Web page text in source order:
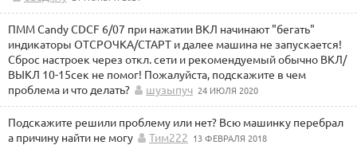
ПММ Candy CDCF 6/07 при нажатии ВКЛ начинают "бегать"
индикаторы ОТСРОЧКА/СТАРТ и далее машина не запускается!
Сброс настроек через откл. сети и рекомендуемый обычно ВКЛ/
ВЫКЛ 10-15сек не помог! Пожалуйста, подскажите в чем
проблема и что делать?
шузыпуч 24 ИЮЛЯ 2020
Подскажите решили проблему или нет? Всю машинку перебрал
а причину найти не могу
Тим222 13 ФЕВРАЛЯ 2018